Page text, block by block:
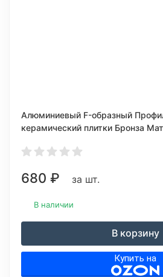
Алюминиевый F-образный
керамический плитки Бронза
680 ₽ за шт.
В наличии
В корзину
Купить на